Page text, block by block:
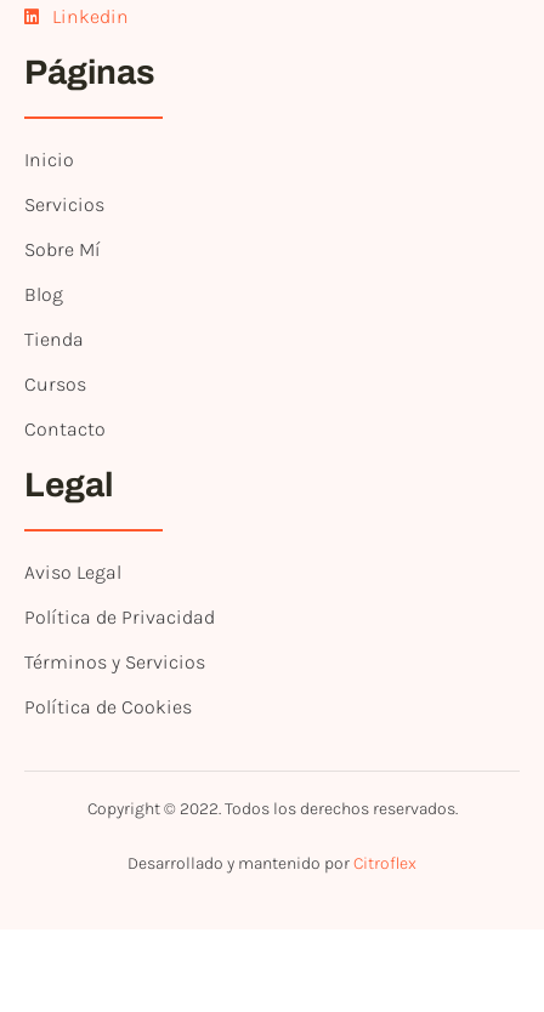
Linkedin
Páginas
Inicio
Servicios
Sobre Mí
Blog
Tienda
Cursos
Contacto
Legal
Aviso Legal
Política de Privacidad
Términos y Servicios
Política de Cookies
Copyright © 2022. Todos los derechos reservados.
Desarrollado y mantenido porCitroflex